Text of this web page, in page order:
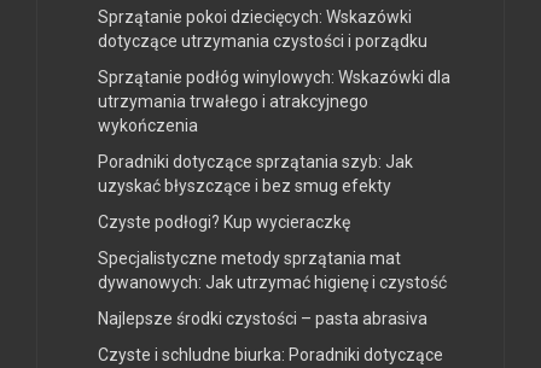
Sprzątanie pokoi dziecięcych: Wskazówki
dotyczące utrzymania czystości i porządku
Sprzątanie podłóg winylowych: Wskazówki dla
utrzymania trwałego i atrakcyjnego
wykończenia
Poradniki dotyczące sprzątania szyb: Jak
uzyskać błyszczące i bez smug efekty
Czyste podłogi? Kup wycieraczkę
Specjalistyczne metody sprzątania mat
dywanowych: Jak utrzymać higienę i czystość
Najlepsze środki czystości – pasta abrasiva
Czyste i schludne biurka: Poradniki dotyczące